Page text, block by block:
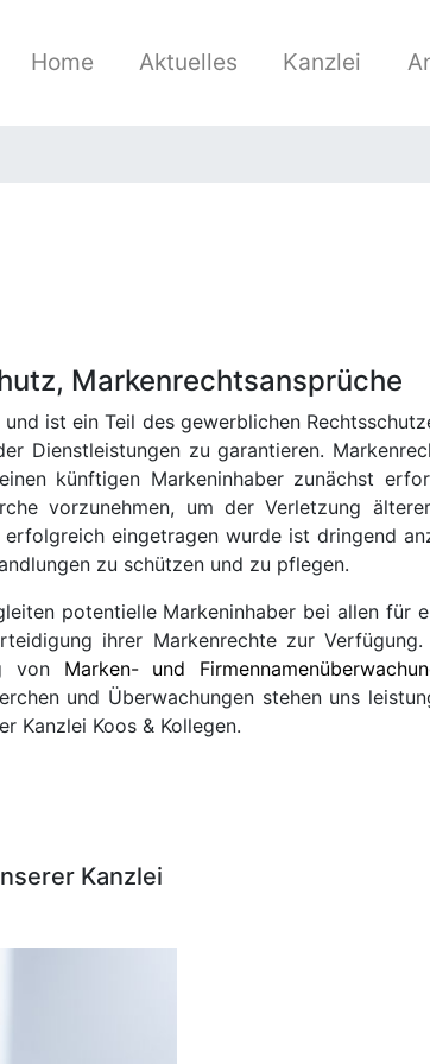
Home Aktuelles Kanzlei
Markenrechtsansprüche
ist ein Teil des gewerblichen
Dienstleistungen zu garantieren.
künftigen Markeninhaber zunächst
vorzunehmen, um der Verletzung
eingetragen wurde ist dringend
zu schützen und zu pflegen.
potentielle Markeninhaber bei allen für
ihrer Markenrechte zur
von Marken- und
und Überwachungen stehen uns
Kanzlei Koos & Kollegen.
Kanzlei